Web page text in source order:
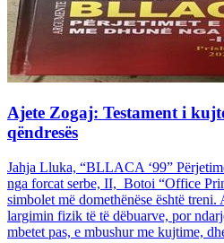
Ajete Zogaj: Testament i
qëndresës
Jahja Lluka, “BLLACA ‘99”
nga forcat serbe, II, Botoi “Office
simbolet më domethënëse është
largimin fizik të të dëbuarve, por
mbetet pas, e mbushur me kujtime,